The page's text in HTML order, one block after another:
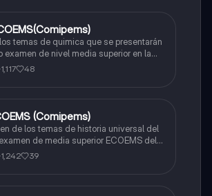
temas de quimica que se presentarán
examen de nivel media superior en la
de el valle de México
1,117 48
(Comipems)
de los temas de historia universal del
de media superior ECOEMS del
1,242 39